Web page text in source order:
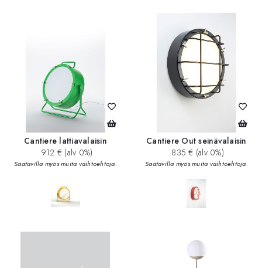
Cantiere lattiavalaisin
912 € (alv 0%)
Saatavilla myös muita vaihtoehtoja.
Cantiere Out seinävalaisin
835 € (alv 0%)
Saatavilla myös muita vaihtoehtoja.